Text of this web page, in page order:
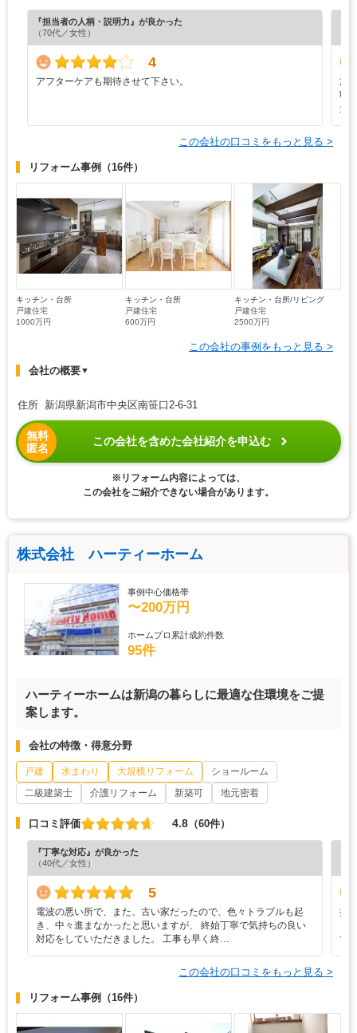
『担当者の人柄・説明力』が良かった
（70代／女性）
4
アフターケアも期待させて下さい。
施
明
大
この会社の口コミをもっと見る >
リフォーム事例 （16件）
キッチン・台所
戸建住宅
1000万円
キッチン・台所
戸建住宅
600万円
キッチン・台所/リビング
戸建住宅
2500万円
この会社の事例をもっと見る >
会社の概要▼
住所 新潟県新潟市中央区南笹口2-6-31
無料
匿名
この会社を含めた会社紹介を申込む
※リフォーム内容によっては、
この会社をご紹介できない場合があります。
株式会社 ハーティーホーム
事例中心価格帯
〜200万円
ホームプロ累計成約件数
95件
ハーティーホームは新潟の暮らしに最適な住環境をご提
案します。
会社の特徴・得意分野
戸建 水まわり 大規模リフォーム
ショールーム
二級建築士
介護リフォーム 新築可 地元密着
口コミ評価 4.8 （60件）
『丁寧な対応』が良かった
（40代／女性）
5
電波の悪い所で、また、古い家だったので、色々トラブルも起
き、中々進まなかったと思いますが、 終始丁寧で気持ちの良い
対応をしていただきました。 工事も早く終…
担
て
この会社の口コミをもっと見る >
リフォーム事例 （16件）